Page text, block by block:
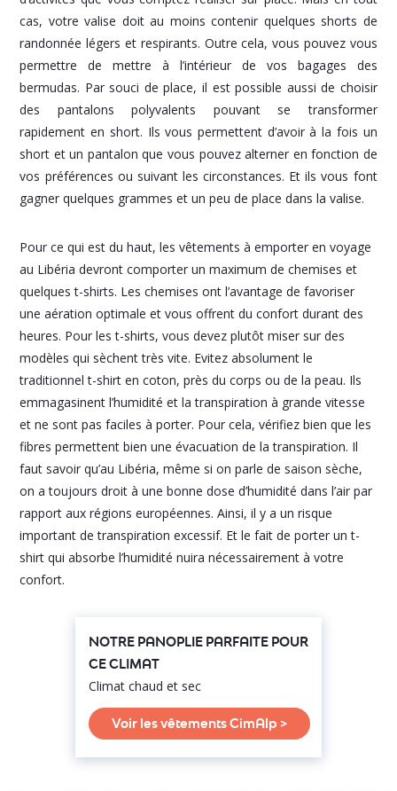
cas, votre valise doit au moins contenir quelques shorts de
randonnée légers et respirants. Outre cela, vous pouvez vous
permettre de mettre à l’intérieur de vos bagages des
bermudas. Par souci de place, il est possible aussi de choisir
des pantalons polyvalents pouvant se transformer
rapidement en short. Ils vous permettent d’avoir à la fois un
short et un pantalon que vous pouvez alterner en fonction de
vos préférences ou suivant les circonstances. Et ils vous font
gagner quelques grammes et un peu de place dans la valise.
Pour ce qui est du haut, les vêtements à emporter en voyage
au Libéria devront comporter un maximum de chemises et
quelques t-shirts. Les chemises ont l’avantage de favoriser
une aération optimale et vous offrent du confort durant des
heures. Pour les t-shirts, vous devez plutôt miser sur des
modèles qui sèchent très vite. Evitez absolument le
traditionnel t-shirt en coton, près du corps ou de la peau. Ils
emmagasinent l’humidité et la transpiration à grande vitesse
et ne sont pas faciles à porter. Pour cela, vérifiez bien que les
fibres permettent bien une évacuation de la transpiration. Il
faut savoir qu’au Libéria, même si on parle de saison sèche,
on a toujours droit à une bonne dose d’humidité dans l’air par
rapport aux régions européennes. Ainsi, il y a un risque
important de transpiration excessif. Et le fait de porter un t-
shirt qui absorbe l’humidité nuira nécessairement à votre
confort.
NOTRE PANOPLIE PARFAITE POUR
CE CLIMAT
Climat chaud et sec
Voir les vêtements CimAlp >